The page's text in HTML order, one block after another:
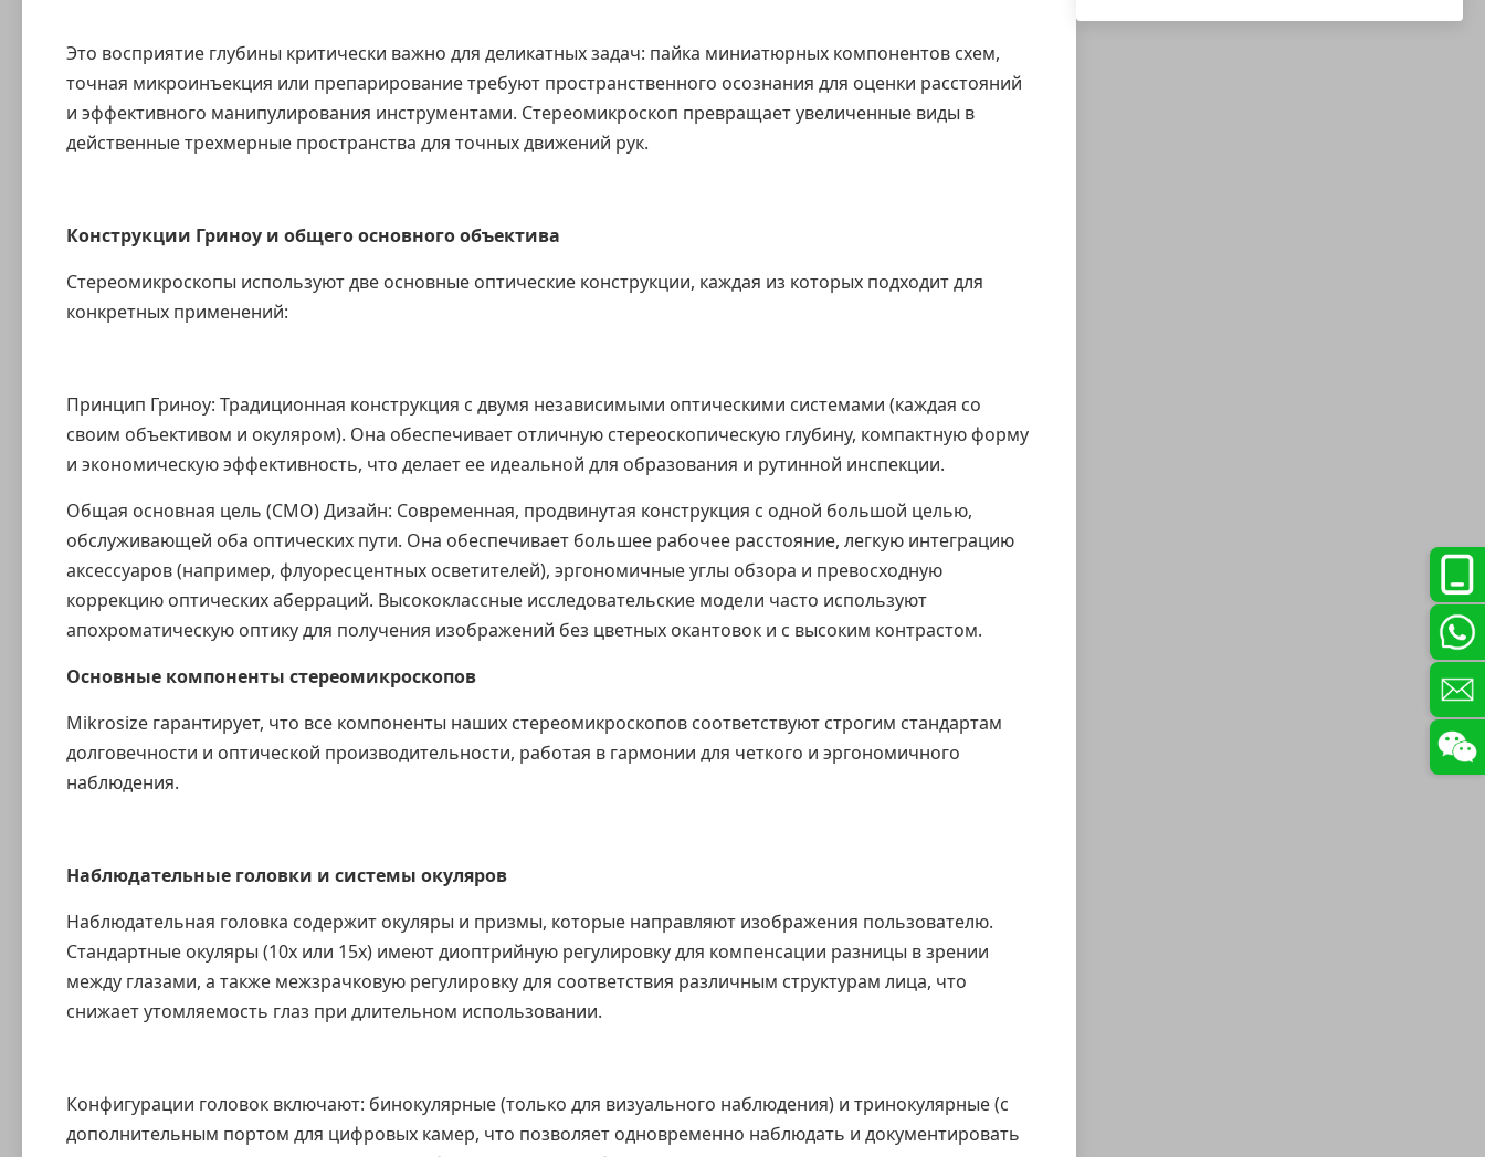
Это восприятие глубины критически важно для деликатных задач: пайка миниатюрных компонентов схем,
точная микроинъекция или препарирование требуют пространственного осознания для оценки расстояний
и эффективного манипулирования инструментами. Стереомикроскоп превращает увеличенные виды в
действенные трехмерные пространства для точных движений рук.
Конструкции Гриноу и общего основного объектива
Стереомикроскопы используют две основные оптические конструкции, каждая из которых подходит для
конкретных применений:
Принцип Гриноу: Традиционная конструкция с двумя независимыми оптическими системами (каждая со
своим объективом и окуляром). Она обеспечивает отличную стереоскопическую глубину, компактную форму
и экономическую эффективность, что делает ее идеальной для образования и рутинной инспекции.
Общая основная цель (CMO) Дизайн: Современная, продвинутая конструкция с одной большой целью,
обслуживающей оба оптических пути. Она обеспечивает большее рабочее расстояние, легкую интеграцию
аксессуаров (например, флуоресцентных осветителей), эргономичные углы обзора и превосходную
коррекцию оптических аберраций. Высококлассные исследовательские модели часто используют
апохроматическую оптику для получения изображений без цветных окантовок и с высоким контрастом.
Основные компоненты стереомикроскопов
Mikrosize гарантирует, что все компоненты наших стереомикроскопов соответствуют строгим стандартам
долговечности и оптической производительности, работая в гармонии для четкого и эргономичного
наблюдения.
Наблюдательные головки и системы окуляров
Наблюдательная головка содержит окуляры и призмы, которые направляют изображения пользователю.
Стандартные окуляры (10x или 15x) имеют диоптрийную регулировку для компенсации разницы в зрении
между глазами, а также межзрачковую регулировку для соответствия различным структурам лица, что
снижает утомляемость глаз при длительном использовании.
Конфигурации головок включают: бинокулярные (только для визуального наблюдения) и тринокулярные (с
дополнительным портом для цифровых камер, что позволяет одновременно наблюдать и документировать